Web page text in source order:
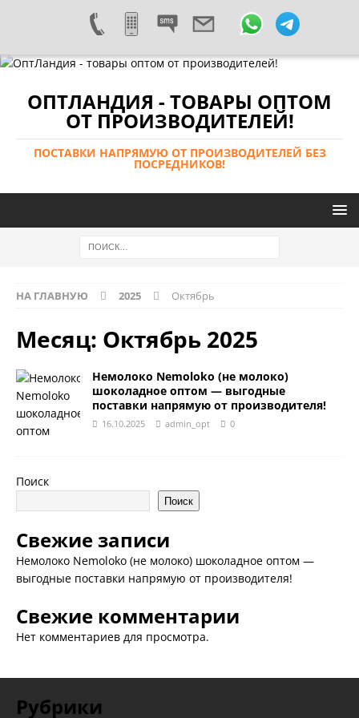
ОПТЛАНДИЯ - ТОВАРЫ ОПТОМ
ОТ ПРОИЗВОДИТЕЛЕЙ!
ПОСТАВКИ НАПРЯМУЮ ОТ ПРОИЗВОДИТЕЛЕЙ БЕЗ
ПОСРЕДНИКОВ!
НА ГЛАВНУЮ 2025 Октябрь
Месяц: Октябрь 2025
Немолоко Nemoloko (не молоко)
шоколадное оптом — выгодные
поставки напрямую от производителя!
16.10.2025 admin_opt 0
Поиск
Поиск
Свежие записи
Немолоко Nemoloko (не молоко) шоколадное оптом —
выгодные поставки напрямую от производителя!
Свежие комментарии
Нет комментариев для просмотра.
Рубрики